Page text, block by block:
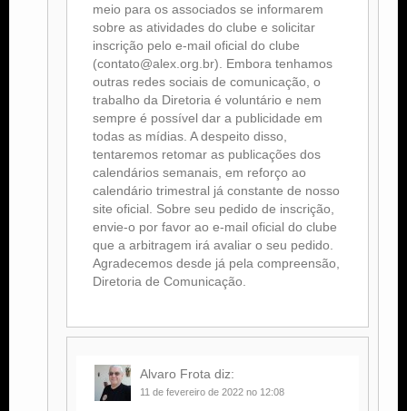
meio para os associados se informarem
sobre as atividades do clube e solicitar
inscrição pelo e-mail oficial do clube
(contato@alex.org.br). Embora tenhamos
outras redes sociais de comunicação, o
trabalho da Diretoria é voluntário e nem
sempre é possível dar a publicidade em
todas as mídias. A despeito disso,
tentaremos retomar as publicações dos
calendários semanais, em reforço ao
calendário trimestral já constante de nosso
site oficial. Sobre seu pedido de inscrição,
envie-o por favor ao e-mail oficial do clube
que a arbitragem irá avaliar o seu pedido.
Agradecemos desde já pela compreensão,
Diretoria de Comunicação.
Alvaro Frota diz:
11 de fevereiro de 2022 no 12:08